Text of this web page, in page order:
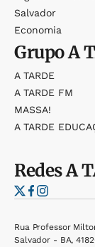
Salvador
Economia
GrupoA
A TARDE
A TARDE FM
MASSA!
A TARDE
RedesA
Rua Professor
Salvador - BA,